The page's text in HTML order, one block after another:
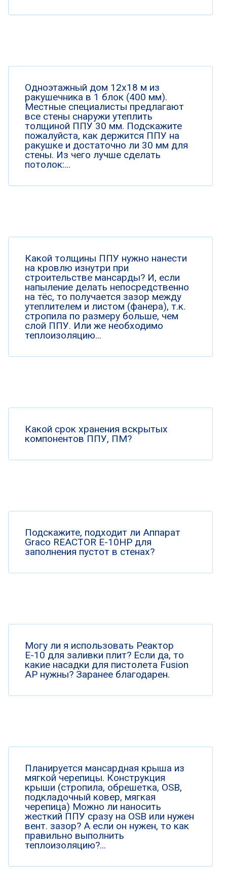
Одноэтажный дом 12х18 м из
ракушечника в 1 блок (400 мм).
Местные специалисты предлагают
все стены снаружи утеплить
толщиной ППУ 30 мм. Подскажите
пожалуйста, как держится ППУ на
ракушке и достаточно ли 30 мм для
стены. Из чего лучше сделать
потолок:...
Какой толщины ППУ нужно нанести
на кровлю изнутри при
строительстве мансарды? И, если
напыление делать непосредственно
на тёс, то получается зазор между
утеплителем и листом (фанера), т.к.
стропила по размеру больше, чем
слой ППУ. Или же необходимо
теплоизоляцию...
Какой срок хранения вскрытых
компонентов ППУ, ПМ?
Подскажите, подходит ли Аппарат
Graco REACTOR E-10HP для
заполнения пустот в стенах?
Могу ли я использовать Реактор
Е-10 для заливки плит? Если да, то
какие насадки для пистолета Fusion
AP нужны? Заранее благодарен.
Планируется мансардная крыша из
мягкой черепицы. Конструкция
крыши (стропила, обрешетка, OSB,
подкладочный ковер, мягкая
черепица) Можно ли наносить
жесткий ППУ сразу на OSB или нужен
вент. зазор? А если он нужен, то как
правильно выполнить
теплоизоляцию?...